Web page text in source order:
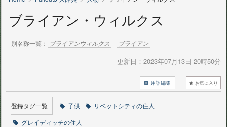
ブライアン・ウィルクス
別名称一覧： ブライアンウィルクス ブライアン
更新日： 2023年07月13日 20時50分
お気に入り
用語編集
登録タグ一覧 子供
リベットシティの住人
グレイディッチの住人